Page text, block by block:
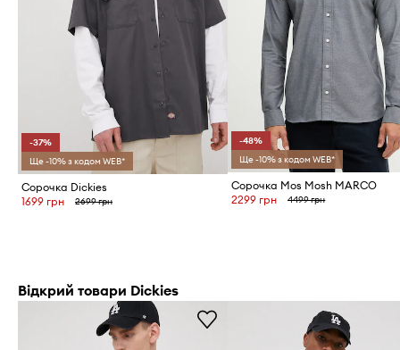
-37%
Ще -10% з кодом WEB*
Сорочка Dickies
1699 грн
2699 грн
-48%
Ще -10% з кодом WEB*
Сорочка Mos Mosh MARCO
2299 грн
4499 грн
Відкрий товари Dickies